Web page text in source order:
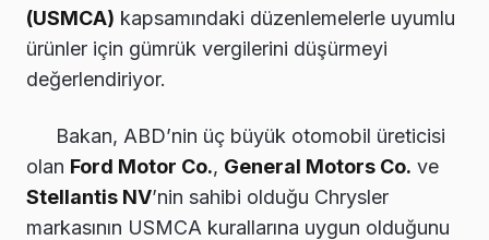
(USMCA) kapsamındaki düzenlemelerle uyumlu
ürünler için gümrük vergilerini düşürmeyi
değerlendiriyor.
Bakan, ABD’nin üç büyük otomobil üreticisi
olan Ford Motor Co., General Motors Co. ve
Stellantis NV’nin sahibi olduğu Chrysler
markasının USMCA kurallarına uygun olduğunu